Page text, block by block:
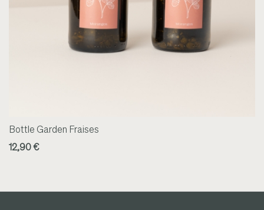
Bottle Garden Fraises
12,90 €